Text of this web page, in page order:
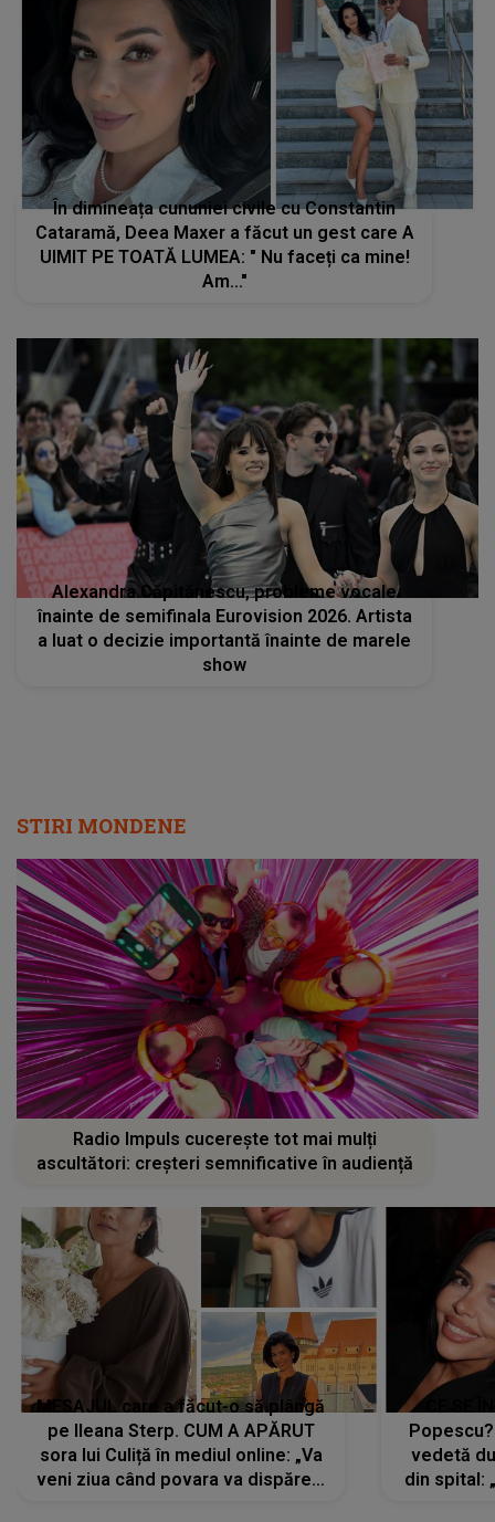
În dimineața cununiei civile cu Constantin
Cataramă, Deea Maxer a făcut un gest care A
UIMIT PE TOATĂ LUMEA: " Nu faceți ca mine!
Am..."
Alexandra Căpitănescu, probleme vocale
înainte de semifinala Eurovision 2026. Artista
a luat o decizie importantă înainte de marele
show
STIRI MONDENE
Radio Impuls cucerește tot mai mulți
ascultători: creșteri semnificative în audiență
MESAJUL care a făcut-o să plângă
pe Ileana Sterp. CUM A APĂRUT
sora lui Culiță în mediul online: „Va
veni ziua când povara va dispărea,
vedetă
din spital: